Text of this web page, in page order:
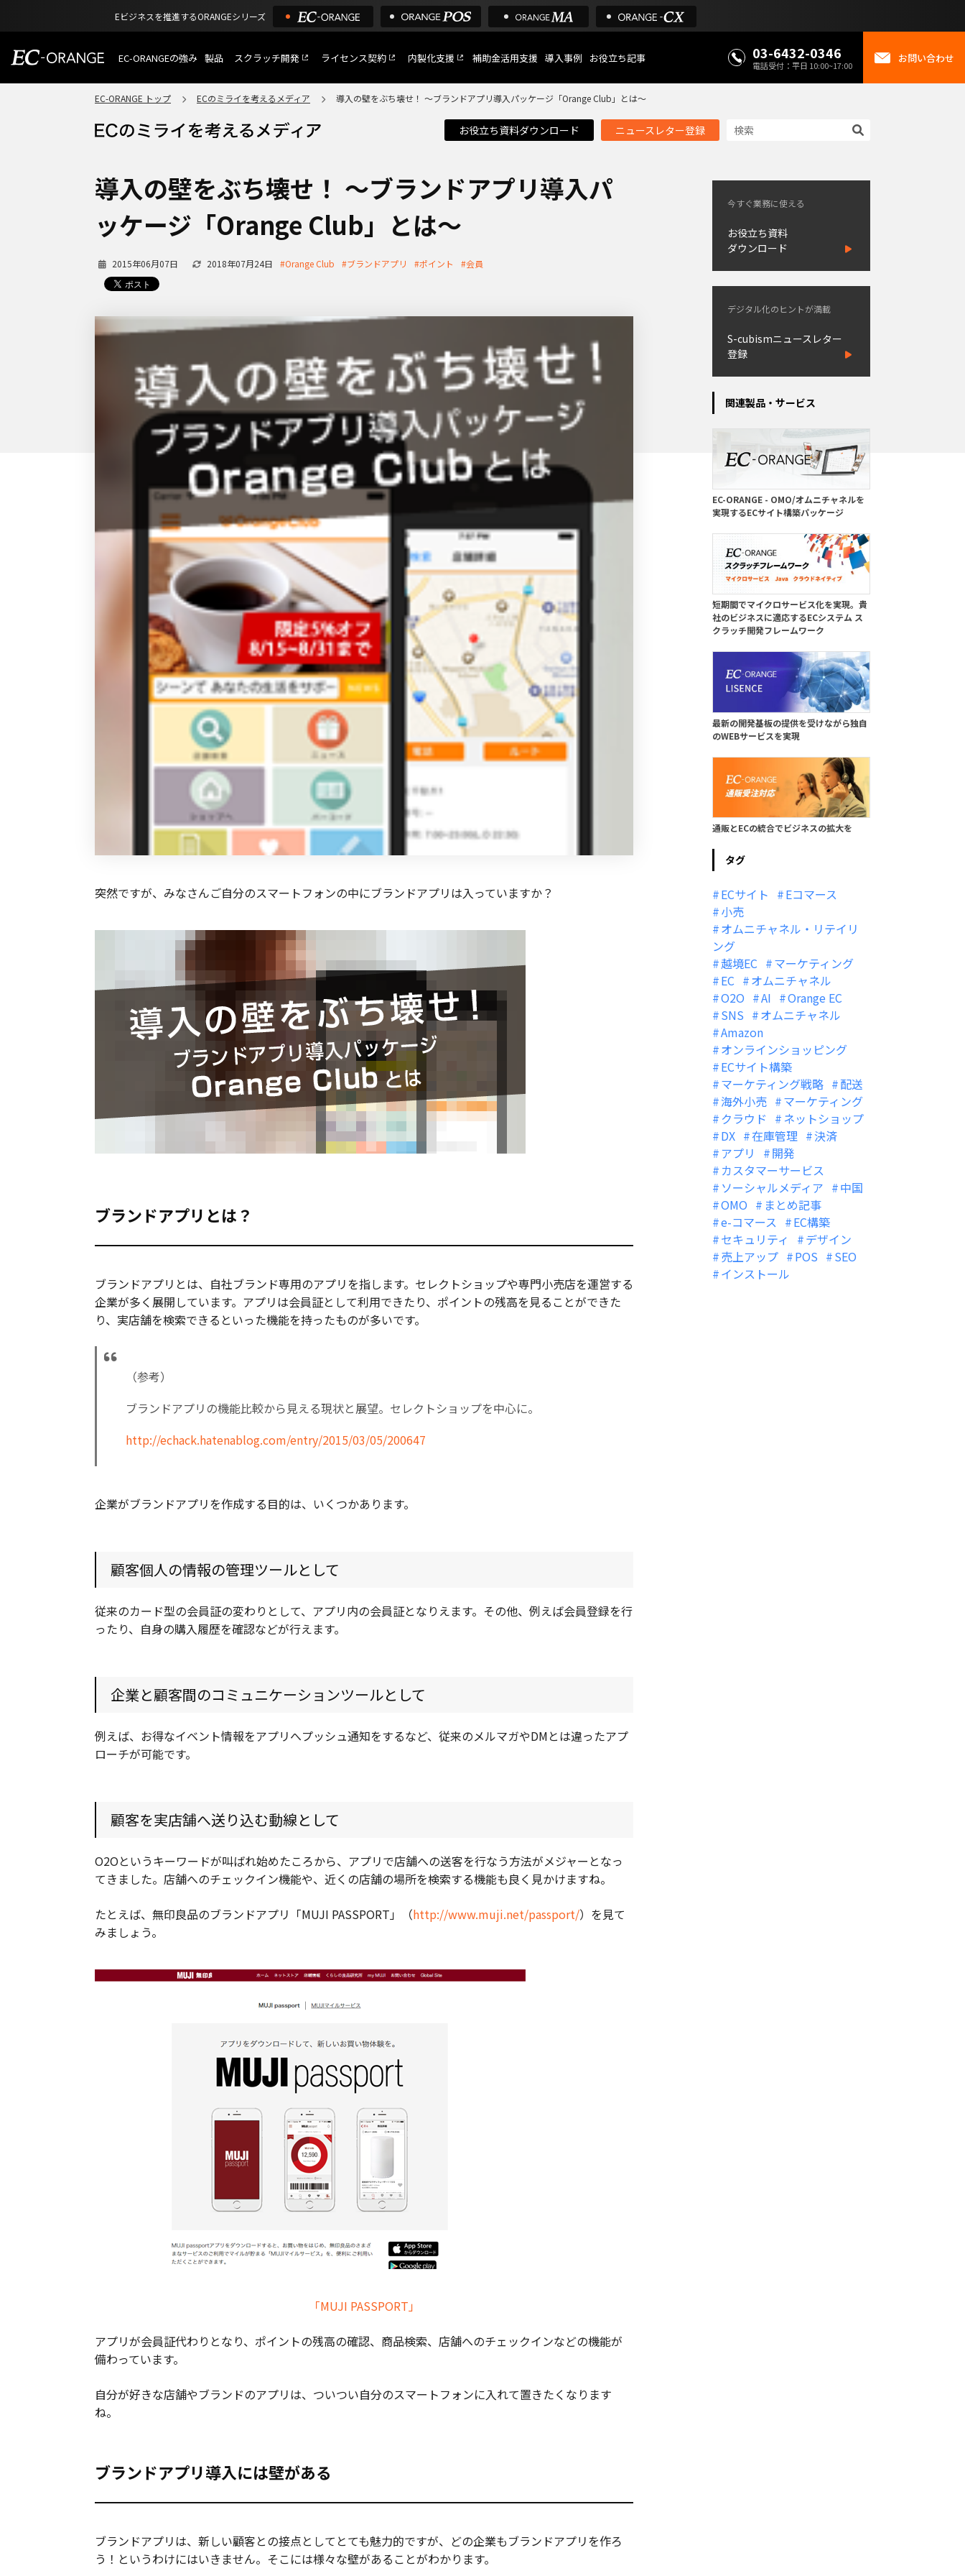
Eビジネスを推進するORANGEシリーズ
EC-ORANGEの強み
選ばれる理由
ECサイトのリプレイス
機能一覧
外部サービス連携
インフラ環境・サポート
製品
特長
ショッピングモール型 EC
通販受注対応
ECと通販の連動を可能に
EC運用支援
継続的に結果を出し続けるECサイトへ
スクラッチ開発 ライセンス契約 内製化支援 補助金活用支援 導入事例 お役立ち記事 03-6432-0346
電話受付：平日 10:00~17:00
お問い合わせ
EC-ORANGE トップ ECのミライを考えるメディア 導入の壁をぶち壊せ！ 〜ブランドアプリ導入パッケージ「Orange Club」とは〜
お役立ち資料ダウンロード ニュースレター登録
導入の壁をぶち壊せ！ 〜ブランドアプリ導入パ
ッケージ「Orange Club」とは〜
2015年06月07日 2018年07月24日 #Orange Club #ブランドアプリ #ポイント #会員
突然ですが、みなさんご自分のスマートフォンの中にブランドアプリは入っていますか？
ブランドアプリとは？
ブランドアプリとは、自社ブランド専用のアプリを指します。セレクトショップや専門小売店を運営する
企業が多く展開しています。アプリは会員証として利用できたり、ポイントの残高を見ることができた
り、実店舗を検索できるといった機能を持ったものが多いです。
（参考）
ブランドアプリの機能比較から見える現状と展望。セレクトショップを中心に。
http://echack.hatenablog.com/entry/2015/03/05/200647
企業がブランドアプリを作成する目的は、いくつかあります。
顧客個人の情報の管理ツールとして
従来のカード型の会員証の変わりとして、アプリ内の会員証となりえます。その他、例えば会員登録を行
ったり、自身の購入履歴を確認などが行えます。
企業と顧客間のコミュニケーションツールとして
例えば、お得なイベント情報をアプリへプッシュ通知をするなど、従来のメルマガやDMとは違ったアプ
ローチが可能です。
顧客を実店舗へ送り込む動線として
O2Oというキーワードが叫ばれ始めたころから、アプリで店舗への送客を行なう方法がメジャーとなっ
てきました。店舗へのチェックイン機能や、近くの店舗の場所を検索する機能も良く見かけますね。
たとえば、無印良品のブランドアプリ「MUJI PASSPORT」（http://www.muji.net/passport/）を見て
みましょう。
「MUJI PASSPORT」
アプリが会員証代わりとなり、ポイントの残高の確認、商品検索、店舗へのチェックインなどの機能が
備わっています。
自分が好きな店舗やブランドのアプリは、ついつい自分のスマートフォンに入れて置きたくなります
ね。
ブランドアプリ導入には壁がある
ブランドアプリは、新しい顧客との接点としてとても魅力的ですが、どの企業もブランドアプリを作ろ
う！というわけにはいきません。そこには様々な壁があることがわかります。
今すぐ業務に使える
お役立ち資料
ダウンロード
デジタル化のヒントが満載
S-cubismニュースレター
登録
関連製品・サービス
EC-ORANGE - OMO/オムニチャネルを
実現するECサイト構築パッケージ
短期間でマイクロサービス化を実現。貴
社のビジネスに適応するECシステム ス
クラッチ開発フレームワーク
最新の開発基板の提供を受けながら独自
のWEBサービスを実現
通販とECの統合でビジネスの拡大を
タグ
ECサイト
Eコマース
小売
オムニチャネル・リテイリ
ング
越境EC
マーケティング
EC
オムニチャネル
O2O
AI
Orange EC
SNS
オムニチャネル
Amazon
オンラインショッピング
ECサイト構築
マーケティング戦略
配送
海外小売
マーケティング
クラウド
ネットショップ
DX
在庫管理
決済
アプリ
開発
カスタマーサービス
ソーシャルメディア
中国
OMO
まとめ記事
e-コマース
EC構築
セキュリティ
デザイン
売上アップ
POS
SEO
インストール